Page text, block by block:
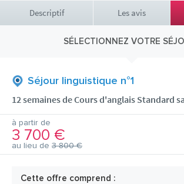
Descriptif Les avis
SÉLECTIONNEZ VOTRE
Séjour linguistique n°1
12 semaines de Cours d'anglais Standard
à partir de
3 700 €
au lieu de 3 800 €
Cette offre comprend :